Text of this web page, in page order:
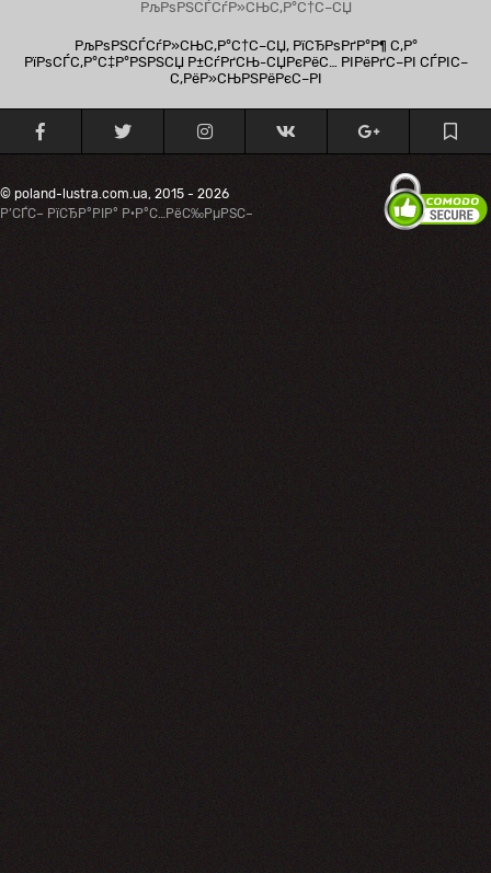
РљРѕРЅСЃСѓР»СЊС‚Р°С†С–СЏ
РљРѕРЅСЃСѓР»СЊС‚Р°С†С–СЏ, РїСЂРѕРґР°Р¶ С‚Р°
РїРѕСЃС‚Р°С‡Р°РЅРЅСЏ Р±СѓРґСЊ-СЏРєРёС… РІРёРґС–РІ СЃРІС–
С‚РёР»СЊРЅРёРєС–РІ
© poland-lustra.com.ua, 2015 - 2026
Р’СЃС– РїСЂР°РІР° Р·Р°С…РёС‰РµРЅС–